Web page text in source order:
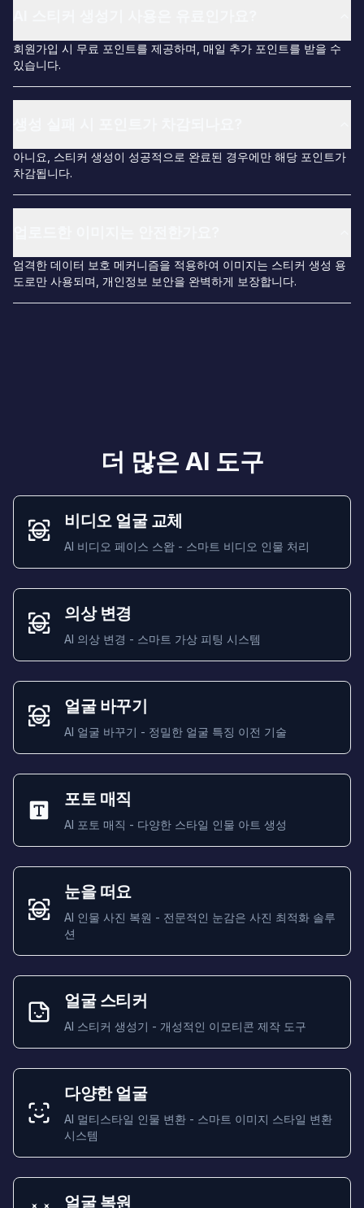
회원가입 시 무료 포인트를 제공하며, 매일 추가 포인트를 받을 수
있습니다.
아니요, 스티커 생성이 성공적으로 완료된 경우에만 해당 포인트가
차감됩니다.
엄격한 데이터 보호 메커니즘을 적용하여 이미지는 스티커 생성 용
도로만 사용되며, 개인정보 보안을 완벽하게 보장합니다.
더 많은 AI 도구
비디오 얼굴 교체
AI 비디오 페이스 스왑 - 스마트 비디오 인물 처리
의상 변경
AI 의상 변경 - 스마트 가상 피팅 시스템
얼굴 바꾸기
AI 얼굴 바꾸기 - 정밀한 얼굴 특징 이전 기술
포토 매직
AI 포토 매직 - 다양한 스타일 인물 아트 생성
눈을 떠요
AI 인물 사진 복원 - 전문적인 눈감은 사진 최적화 솔루
션
얼굴 스티커
AI 스티커 생성기 - 개성적인 이모티콘 제작 도구
다양한 얼굴
AI 멀티스타일 인물 변환 - 스마트 이미지 스타일 변환
시스템
얼굴 복원